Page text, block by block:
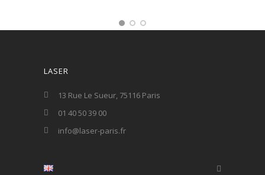
LASER
13 Rue Le Sueur, 75116 Paris
01 40 50 39 00
info@laser-paris.fr